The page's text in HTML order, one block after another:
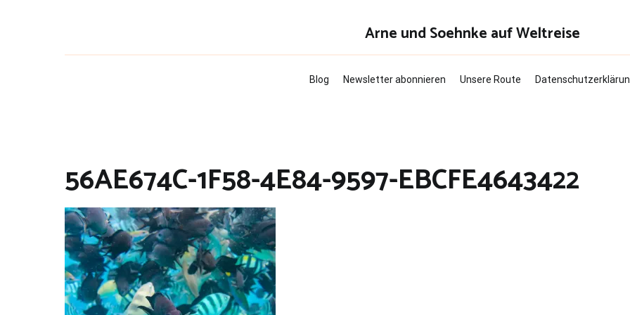
Arne und Soehnke auf Weltreise
Blog Newsletter abonnieren Unsere Route
56AE674C-1F58-4E84-9597-EBCFE4643422